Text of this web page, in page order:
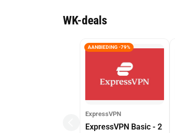
WK-deals
AANBIEDING -79%
ExpressVPN
ExpressVPN Basic - 2